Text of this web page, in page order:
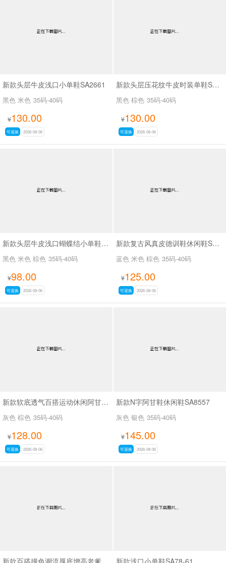
新款头层牛皮浅口小单鞋SA2661
黑色 米色 35码-40码
¥130.00
可退换 2026-08-06
新款头层压花纹牛皮时装单鞋SA2562
黑色 棕色 35码-40码
¥130.00
可退换 2026-08-06
新款头层牛皮浅口蝴蝶结小单鞋SA7801
黑色 米色 棕色 35码-40码
¥98.00
可退换 2026-08-06
新款复古风真皮德训鞋休闲鞋SA2696
蓝色 米色 棕色 35码-40码
¥125.00
可退换 2026-08-06
新款软底透气百搭运动休闲阿甘鞋SA2697
灰色 棕色 35码-40码
¥128.00
可退换 2026-08-06
新款N字阿甘鞋休闲鞋SA8557
灰色 银色 35码-40码
¥145.00
可退换 2026-08-06
新款浅口小单鞋SA78-61